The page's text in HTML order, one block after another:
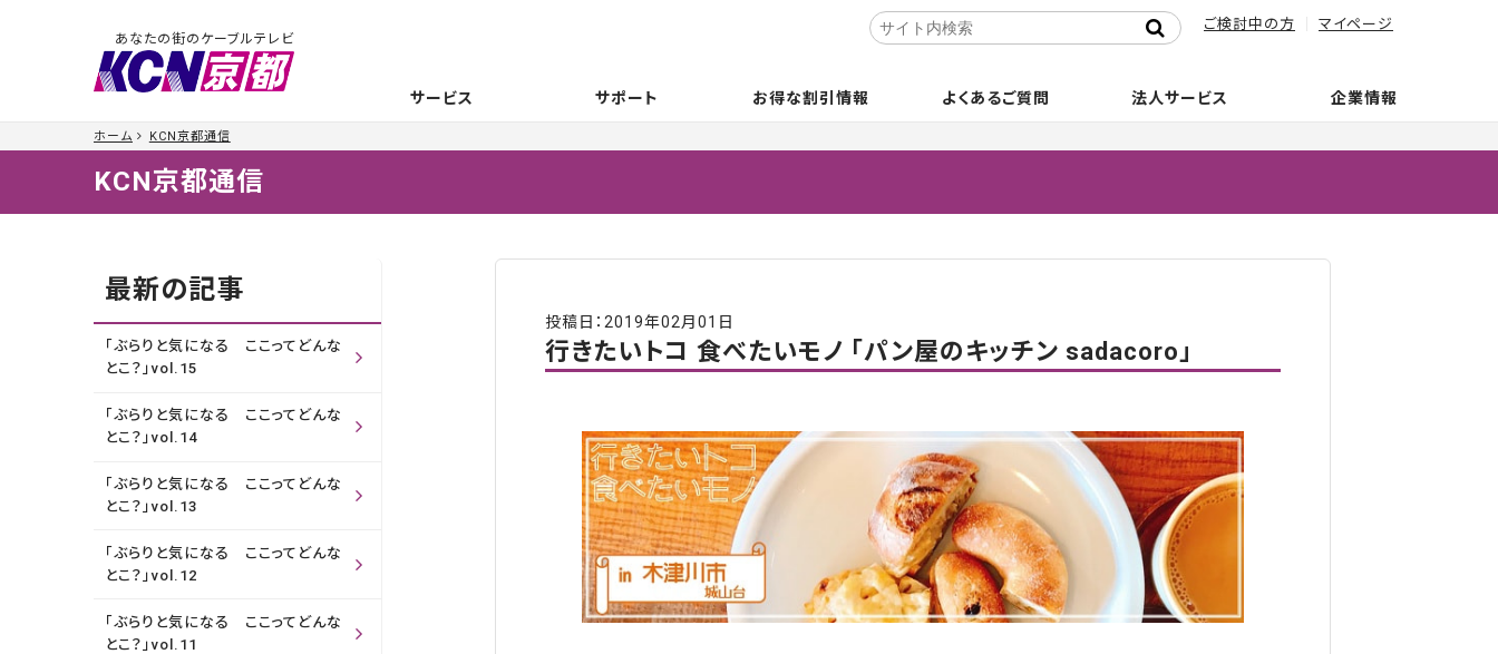
あなたの街のケーブルテレビ
サービス サポート お得な割引情報 よくあるご質問 法人サービス 企業情報
ご検討中の方 マイページ
ホーム KCN京都通信
KCN京都通信
投稿日：2019年02月01日
行きたいトコ 食べたいモノ 「パン屋のキッチン sadacoro」
最新の記事
「ぶらりと気になる ここってどんな
とこ？」vol.15
「ぶらりと気になる ここってどんな
とこ？」vol.14
「ぶらりと気になる ここってどんな
とこ？」vol.13
「ぶらりと気になる ここってどんな
とこ？」vol.12
「ぶらりと気になる ここってどんな
とこ？」vol.11